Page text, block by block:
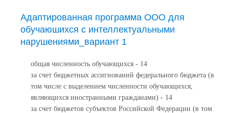
Адаптированная программа ООО для
обучаюшихся с интеллектуальными
нарушениями_вариант 1
общая численность обучающихся - 14
за счет бюджетных ассигнований федерального бюджета (в
том числе с выделением численности обучающихся,
являющихся иностранными гражданами) - 14
за счет бюджетов субъектов Российской Федерации (в том